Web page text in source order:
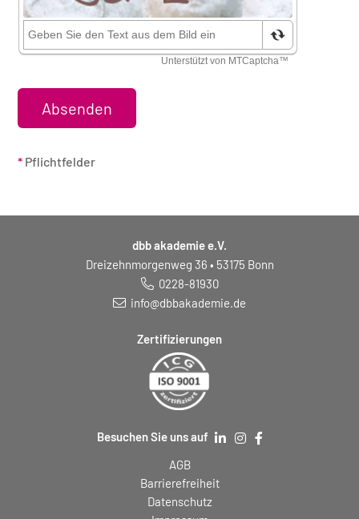
* Pflichtfelder
dbb akademie e.V.
Dreizehnmorgenweg 36 • 53175 Bonn
0228-81930
info@dbbakademie.de
Zertifizierungen
Besuchen Sie uns auf
AGB
Barrierefreiheit
Datenschutz